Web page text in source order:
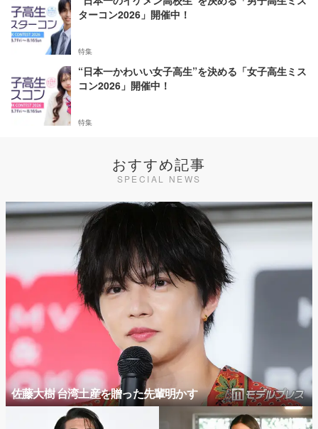
ターコン2026」開催中！
特集
“日本一かわいい女子高生”を決める「女子高生ミス
コン2026」開催中！
特集
おすすめ記事
SPECIAL NEWS
佐藤大樹 台湾土産を贈った先輩明かす